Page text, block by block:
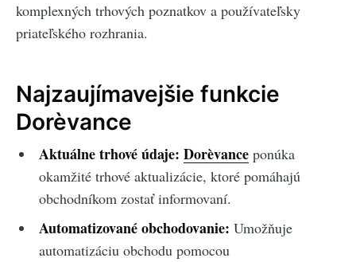
komplexných trhových poznatkov a používateľsky
priateľského rozhrania.
Najzaujímavejšie funkcie
Dorèvance
Aktuálne trhové údaje: Dorèvanceponúka
okamžité trhové aktualizácie, ktoré pomáhajú
obchodníkom zostať informovaní.
Automatizované obchodovanie: Umožňuje
automatizáciu obchodu pomocou